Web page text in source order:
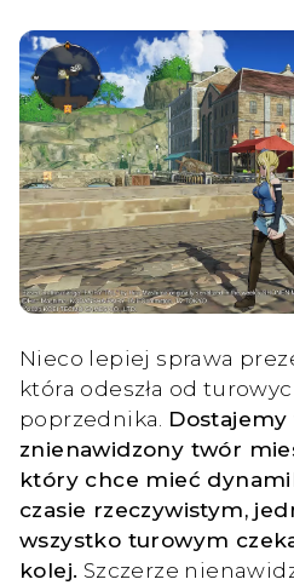
Nieco lepiej sprawa
która odeszła od
poprzednika.
znienawidzony twór
który chce mieć
czasie rzeczywistym,
wszystko turowym
kolej. Szczerze